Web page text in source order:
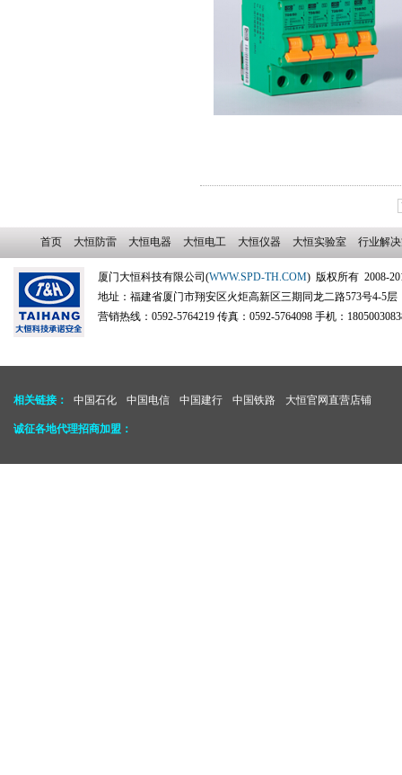
首页 大恒防雷 大恒电器 大恒电工 大恒仪器 大恒实验室 行业解
厦门大恒科技有限公司(WWW.SPD-TH.COM) 版权所有 2008-
地址：福建省厦门市翔安区火炬高新区三期同龙二路573号4-5
营销热线：0592-5764219 传真：0592-5764098 手机：
相关链接： 中国石化 中国电信 中国建行 中国铁路 大恒官网直营店铺
诚征各地代理招商加盟：